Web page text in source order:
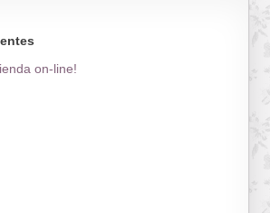
on-line!